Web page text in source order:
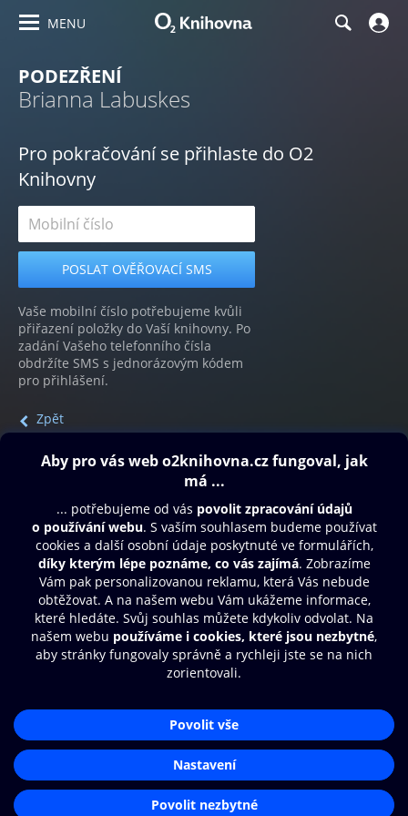
MENU
PODEZŘENÍ
Brianna Labuskes
Pro pokračování se přihlaste do O2
Knihovny
Vaše mobilní číslo potřebujeme kvůli
přiřazení položky do Vaší knihovny. Po
zadání Vašeho telefonního čísla
obdržíte SMS s jednorázovým kódem
pro přihlášení.
Zpět
Obsah ke stažení
Moje O2 Knihovna
Další zábava
© O2 Czech Republic a.s.
Přístupnost
Zásady zpracování osobních údajů
Nastavení cookies
Aplikace O2 Knihovna
Čti a poslouchej své e-knihy a
audioknihy rychleji a pohodlněji.